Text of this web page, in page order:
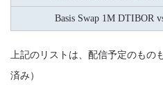
Basis Swap 1M DTIBOR
上記のリストは、配信予定のも
済み）